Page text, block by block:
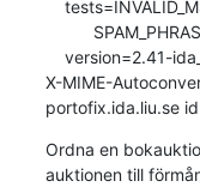
X-MIME-
portofix.ida.liu.se
Ordna en
auktionen till